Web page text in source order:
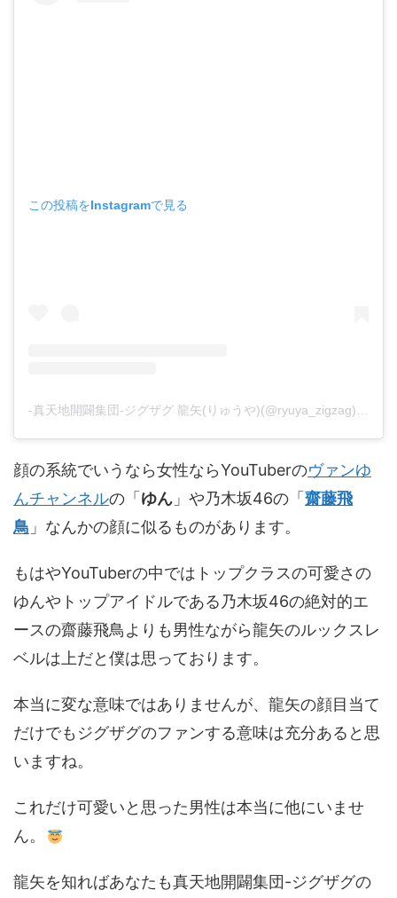
この投稿をInstagramで見る
顔の系統でいうなら女性ならYouTuberのヴァンゆ
んチャンネルの「ゆん 」や乃木坂46の「齋藤飛
鳥 」なんかの顔に似るものがあります。
もはやYouTuberの中ではトップクラスの可愛さの
ゆんやトップアイドルである乃木坂46の絶対的エ
ースの齋藤飛鳥よりも男性ながら龍矢のルックスレ
ベルは上だと僕は思っております。
本当に変な意味ではありませんが、龍矢の顔目当て
だけでもジグザグのファンする意味は充分あると思
いますね。
これだけ可愛いと思った男性は本当に他にいませ
ん。
龍矢を知ればあなたも真天地開闢集団-ジグザグの